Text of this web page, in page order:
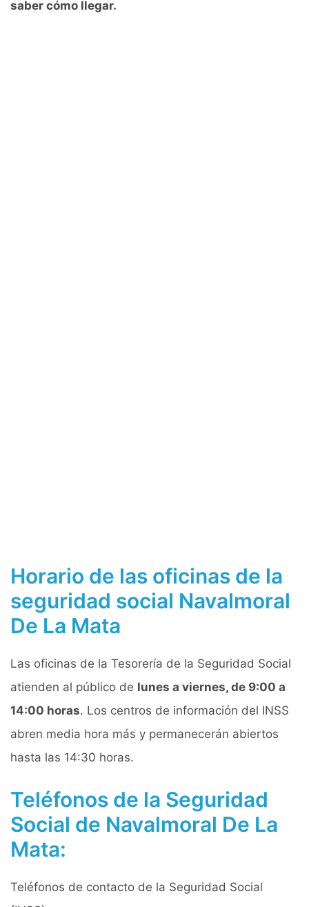
saber cómo llegar.
Horario de las oficinas de la
seguridad social Navalmoral
De La Mata
Las oficinas de la Tesorería de la Seguridad Social
atienden al público de lunes a viernes, de 9:00 a
14:00 horas. Los centros de información del INSS
abren media hora más y permanecerán abiertos
hasta las 14:30 horas.
Teléfonos de la Seguridad
Social de Navalmoral De La
Mata:
Teléfonos de contacto de la Seguridad Social